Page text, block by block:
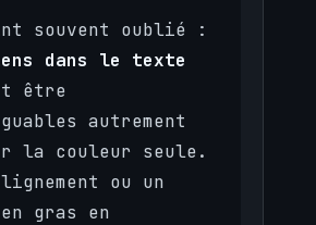
souvent oublié :
dans le texte
être
autrement
la couleur seule.
ou un
gras en